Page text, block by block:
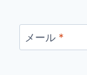
メール *